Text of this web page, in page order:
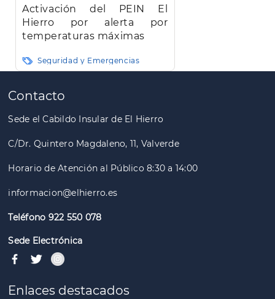
Activación del PEIN El
Hierro por alerta por
temperaturas máximas
Seguridad y Emergencias
Paginación
Contacto
Sede el Cabildo Insular de El Hierro
C/Dr. Quintero Magdaleno, 11, Valverde
Horario de Atención al Público 8:30 a 14:00
informacion@elhierro.es
Teléfono 922 550 078
Sede Electrónica
Enlaces destacados